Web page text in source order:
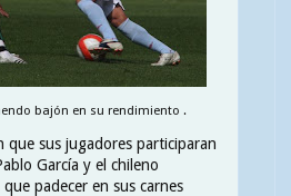
bajón en su rendimiento .
que sus jugadores participaran
García y el chileno
padecer en sus carnes